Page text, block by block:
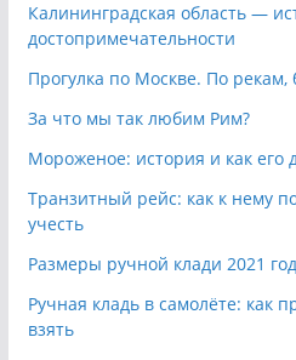
Калининградская область —
достопримечательности
Прогулка по Москве. По
За что мы так любим Рим?
Мороженое: история и как его
Транзитный рейс: как к нему
учесть
Размеры ручной клади 2021
Ручная кладь в самолёте: как
взять